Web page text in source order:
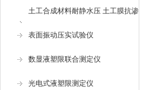
土工合成材料耐静水压 土工膜抗渗
仪
表面振动压实试验仪
数显液塑限联合测定仪
光电式液塑限测定仪